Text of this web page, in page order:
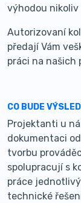
výhodou nikoliv
Autorizovaní
předají Vám
práci na našich
CO BUDE
Projektanti u
dokumentaci
tvorbu
spolupracují s
práce
technické